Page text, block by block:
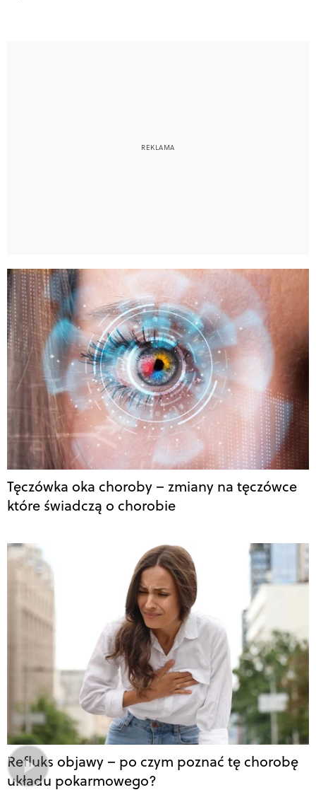
Tęczówka oka choroby – zmiany na tęczówce
które świadczą o chorobie
Refluks objawy – po czym poznać tę chorobę
układu pokarmowego?